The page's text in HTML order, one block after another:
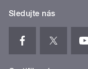
Sledujte nás